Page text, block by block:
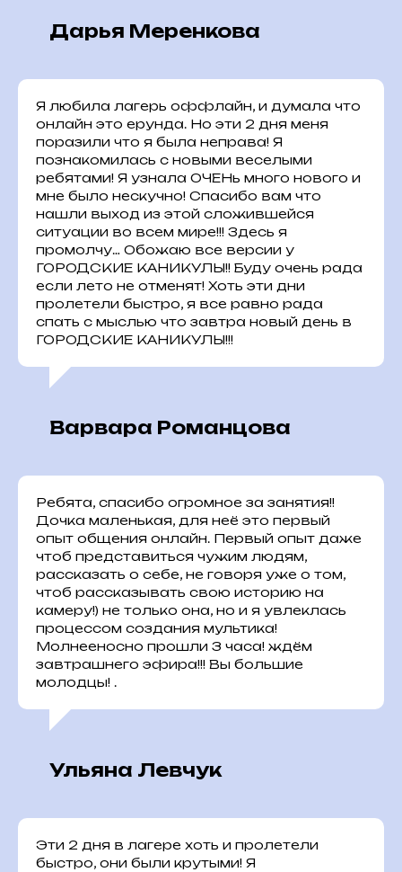
Дарья Меренкова
Я любила лагерь оффлайн, и думала что
онлайн это ерунда. Но эти 2 дня меня
поразили что я была неправа! Я
познакомилась с новыми веселыми
ребятами! Я узнала ОЧЕНь много нового и
мне было нескучно! Спасибо вам что
нашли выход из этой сложившейся
ситуации во всем мире!!! Здесь я
промолчу… Обожаю все версии у
ГОРОДСКИЕ КАНИКУЛЫ!! Буду очень рада
если лето не отменят! Хоть эти дни
пролетели быстро, я все равно рада
спать с мыслью что завтра новый день в
ГОРОДСКИЕ КАНИКУЛЫ!!!
Варвара Романцова
Ребята, спасибо огромное за занятия!!
Дочка маленькая, для неё это первый
опыт общения онлайн. Первый опыт даже
чтоб представиться чужим людям,
рассказать о себе, не говоря уже о том,
чтоб рассказывать свою историю на
камеру!) не только она, но и я увлеклась
процессом создания мультика!
Молнееносно прошли 3 часа! ждём
завтрашнего эфира!!! Вы большие
молодцы! .
Ульяна Левчук
Эти 2 дня в лагере хоть и пролетели
быстро, они были крутыми! Я